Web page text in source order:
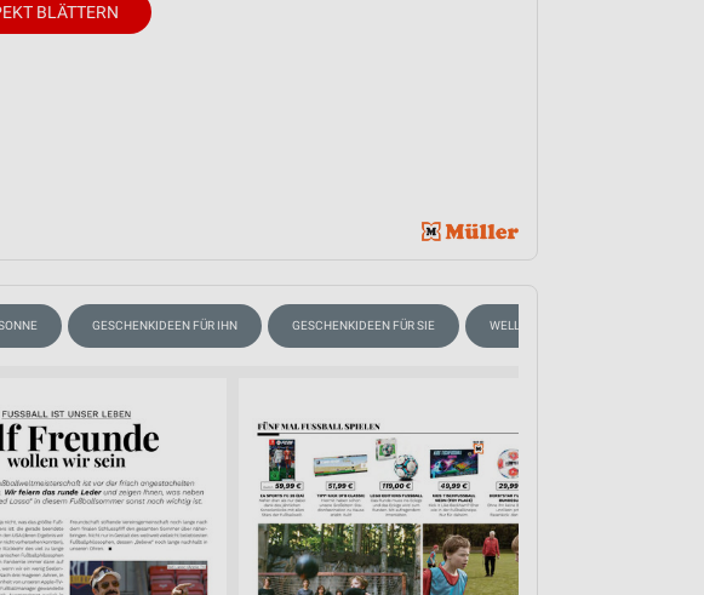
BLÄTTERN
GESCHENKIDEEN FÜR IHN GESCHENKIDEEN FÜR SIE WELLNESS FÜR ZUHAUSE